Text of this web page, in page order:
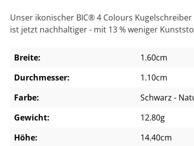
Unser ikonischer BIC® 4 Colours
ist jetzt nachhaltiger - mit 13 % weniger
Breite:
1.60cm
Durchmesser:
1.10cm
Farbe:
Schwarz -
Gewicht:
12.80g
Höhe:
14.40cm